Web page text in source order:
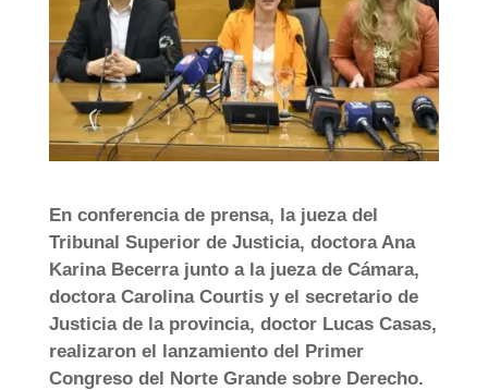
En conferencia de prensa, la jueza del
Tribunal Superior de Justicia, doctora Ana
Karina Becerra junto a la jueza de Cámara,
doctora Carolina Courtis y el secretario de
Justicia de la provincia, doctor Lucas Casas,
realizaron el lanzamiento del Primer
Congreso del Norte Grande sobre Derecho.